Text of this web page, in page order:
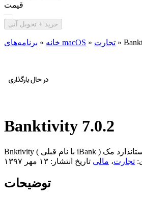
قیمت
—
خرید + تحویل آنی
خانه » برنامه‌های macOS » تجارت »
Banktivity 7.0.2
تجارت، مالی تاریخ انتشار: ۱۳ مهر ۱۳۹۷
توضیحات